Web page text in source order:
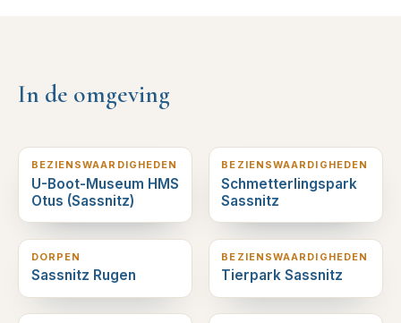
In de omgeving
BEZIENSWAARDIGHEDEN
U-Boot-Museum HMS
Otus (Sassnitz)
BEZIENSWAARDIGHEDEN
Schmetterlingspark
Sassnitz
1 km verderop
DORPEN
Sassnitz Rugen
2 km verderop
BEZIENSWAARDIGHEDEN
Tierpark Sassnitz
5 km verderop 5 km verderop